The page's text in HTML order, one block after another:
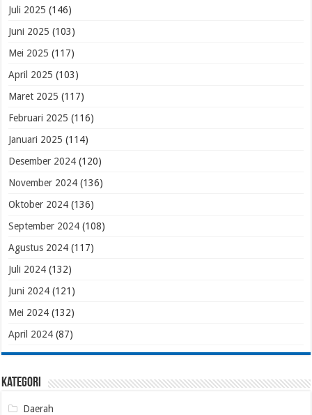
Juli 2025 (146)
Juni 2025 (103)
Mei 2025 (117)
April 2025 (103)
Maret 2025 (117)
Februari 2025 (116)
Januari 2025 (114)
Desember 2024 (120)
November 2024 (136)
Oktober 2024 (136)
September 2024 (108)
Agustus 2024 (117)
Juli 2024 (132)
Juni 2024 (121)
Mei 2024 (132)
April 2024 (87)
Kategori
Daerah